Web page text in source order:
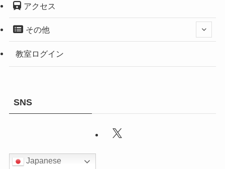
アクセス
その他
教室ログイン
SNS
Japanese